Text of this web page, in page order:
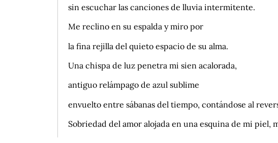
sin escuchar las canciones de lluvia intermitente.
Me reclino en su espalda y miro por
la fina rejilla del quieto espacio de su alma.
Una chispa de luz penetra mi sien acalorada,
antiguo relámpago de azul sublime
envuelto entre sábanas del tiempo, contándose al
Sobriedad del amor alojada en una esquina de mi